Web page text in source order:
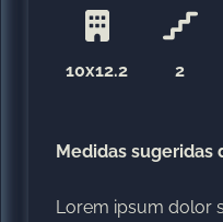
10x12.2 2
Medidas sugeridas
Lorem ipsum dolor